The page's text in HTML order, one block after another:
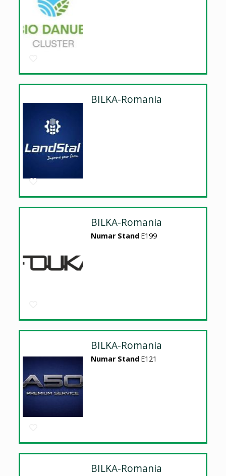
BILKA-Romania
BILKA-Romania
Numar Stand E199
BILKA-Romania
Numar Stand E121
BILKA-Romania